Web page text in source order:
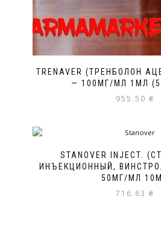
TRENAVER (ТРЕНБОЛОН
— 100МГ/МЛ 1МЛ
955.50 ₴
STANOVER INJECT.
ИНЪЕКЦИОННЫЙ,
50МГ/МЛ
716.63 ₴